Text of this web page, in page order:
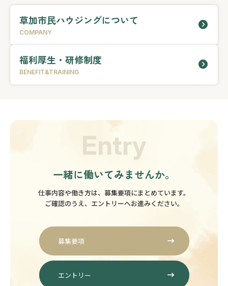
草加市民ハウジングについて
COMPANY
福利厚生・研修制度
BENEFIT&TRAINING
Entry
一緒に働いてみませんか。
仕事内容や働き方は、募集要項にまとめています。
ご確認のうえ、エントリーへお進みください。
募集要項
エントリー